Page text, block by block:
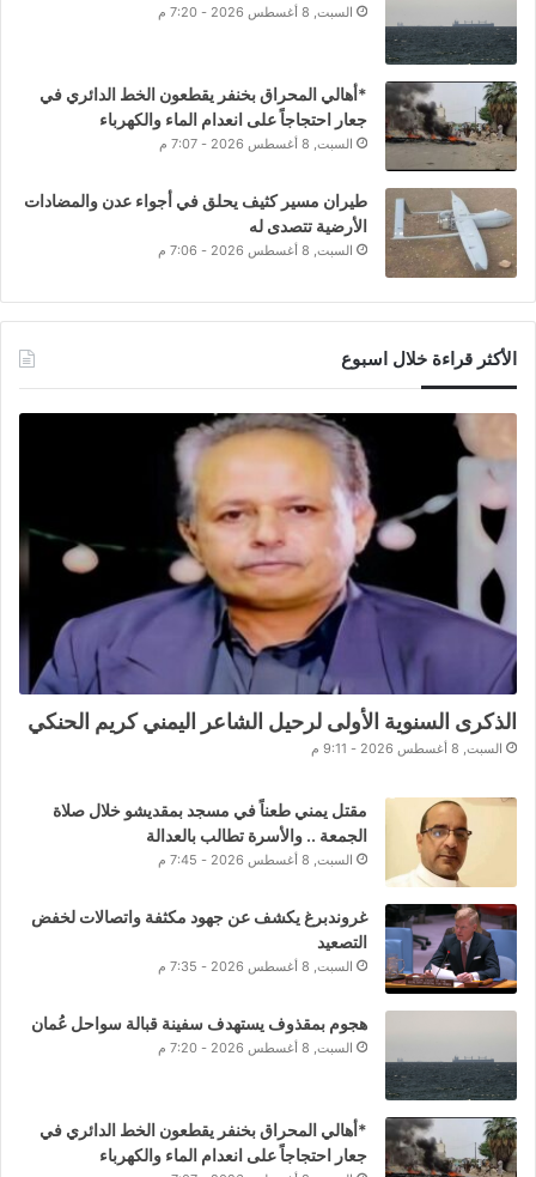
السبت, 8 أغسطس 2026 - 7:20 م
*أهالي المحراق بخنفر يقطعون الخط الدائري في
جعار احتجاجاً على انعدام الماء والكهرباء
السبت, 8 أغسطس 2026 - 7:07 م
طيران مسير كثيف يحلق في أجواء عدن والمضادات
الأرضية تتصدى له
السبت, 8 أغسطس 2026 - 7:06 م
الأكثر قراءة خلال اسبوع
الذكرى السنوية الأولى لرحيل الشاعر اليمني كريم الحنكي
السبت, 8 أغسطس 2026 - 9:11 م
مقتل يمني طعناً في مسجد بمقديشو خلال صلاة
الجمعة .. والأسرة تطالب بالعدالة
السبت, 8 أغسطس 2026 - 7:45 م
غروندبرغ يكشف عن جهود مكثفة واتصالات لخفض
التصعيد
السبت, 8 أغسطس 2026 - 7:35 م
هجوم بمقذوف يستهدف سفينة قبالة سواحل عُمان
السبت, 8 أغسطس 2026 - 7:20 م
*أهالي المحراق بخنفر يقطعون الخط الدائري في
جعار احتجاجاً على انعدام الماء والكهرباء